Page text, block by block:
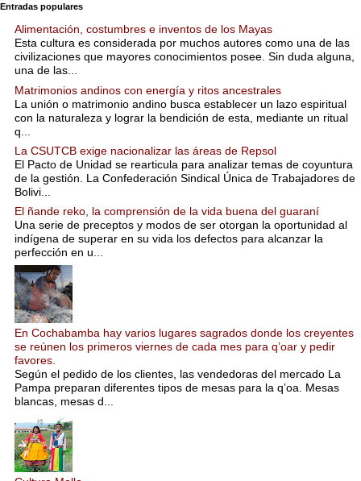
Entradas populares
Alimentación, costumbres e inventos de los Mayas
Esta cultura es considerada por muchos autores como una de las
civilizaciones que mayores conocimientos posee. Sin duda alguna,
una de las...
Matrimonios andinos con energía y ritos ancestrales
La unión o matrimonio andino busca establecer un lazo espiritual
con la naturaleza y lograr la bendición de esta, mediante un ritual
q...
La CSUTCB exige nacionalizar las áreas de Repsol
El Pacto de Unidad se rearticula para analizar temas de coyuntura
de la gestión. La Confederación Sindical Única de Trabajadores de
Bolivi...
El ñande reko, la comprensión de la vida buena del guaraní
Una serie de preceptos y modos de ser otorgan la oportunidad al
indígena de superar en su vida los defectos para alcanzar la
perfección en u...
En Cochabamba hay varios lugares sagrados donde los creyentes
se reúnen los primeros viernes de cada mes para q’oar y pedir
favores.
Según el pedido de los clientes, las vendedoras del mercado La
Pampa preparan diferentes tipos de mesas para la q’oa. Mesas
blancas, mesas d...